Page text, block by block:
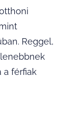
Reggel,
a férfiak